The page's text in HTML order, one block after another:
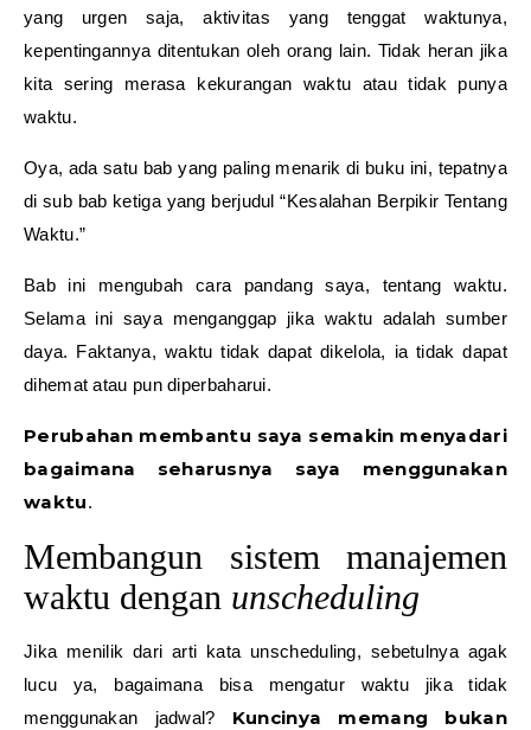
yang urgen saja, aktivitas yang tenggat waktunya,
kepentingannya ditentukan oleh orang lain. Tidak heran jika
kita sering merasa kekurangan waktu atau tidak punya
waktu.
Oya, ada satu bab yang paling menarik di buku ini, tepatnya
di sub bab ketiga yang berjudul “Kesalahan Berpikir Tentang
Waktu.”
Bab ini mengubah cara pandang saya, tentang waktu.
Selama ini saya menganggap jika waktu adalah sumber
daya. Faktanya, waktu tidak dapat dikelola, ia tidak dapat
dihemat atau pun diperbaharui.
Perubahan membantu saya semakin menyadari
bagaimana seharusnya saya menggunakan
waktu.
Membangun sistem manajemen
waktu dengan unscheduling
Jika menilik dari arti kata unscheduling, sebetulnya agak
lucu ya, bagaimana bisa mengatur waktu jika tidak
menggunakan jadwal? Kuncinya memang bukan